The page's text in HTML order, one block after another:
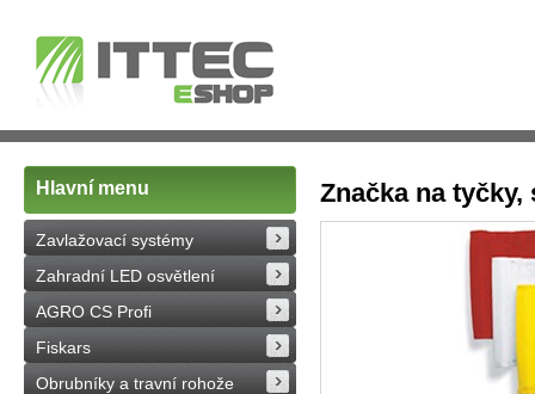
Hlavní menu
Zavlažovací systémy
Zahradní LED osvětlení
AGRO CS Profi
Fiskars
Obrubníky a travní rohože
Značka na tyčky,